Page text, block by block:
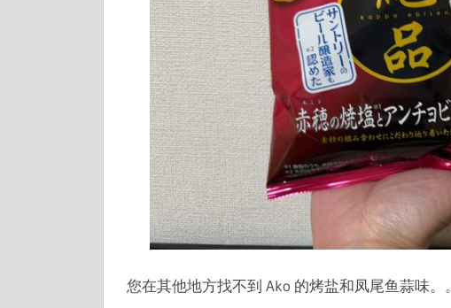
您在其他地方找不到 Ako 的烤盐和凤尾鱼蒜味。。